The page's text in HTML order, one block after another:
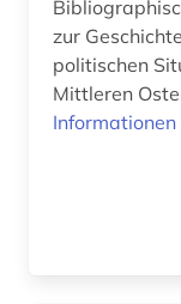
zur
politischen
Mittleren
Informationen